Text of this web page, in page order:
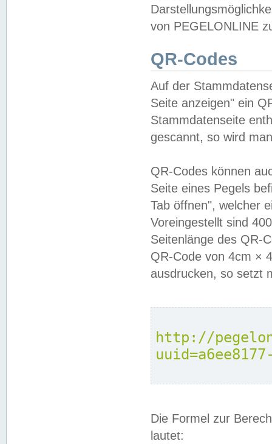
von PEGELONLINE
QR-Codes
Auf der
Seite anzeigen" ein
Stammdatenseite
gescannt, so wird
QR-Codes können
Seite eines Pegels
Tab öffnen", welcher
Voreingestellt sind
Seitenlänge des QR-
QR-Code von 4cm ×
ausdrucken, so setzt
http://
Die Formel zur
lautet: